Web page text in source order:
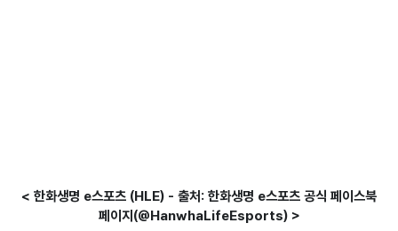
< 한화생명 e스포츠 (HLE) - 출처: 한화생명 e스포츠 공식 페이스북
페이지(@HanwhaLifeEsports) >